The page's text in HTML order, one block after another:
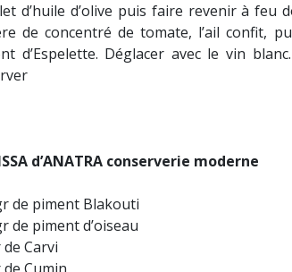
d’huile d’olive puis faire revenir à
de concentré de tomate, l’ail confit,
d’Espelette. Déglacer avec le vin
d’ANATRA conserverie moderne
de piment Blakouti
de piment d’oiseau
de Carvi